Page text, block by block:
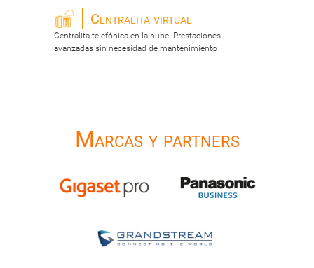
Centralita virtual
Centralita telefónica en la nube. Prestaciones
avanzadas sin necesidad de mantenimiento
Marcas y partners